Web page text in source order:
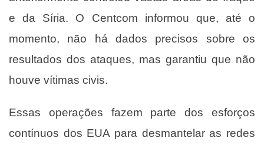
e da Síria. O Centcom informou que, até o
momento, não há dados precisos sobre os
resultados dos ataques, mas garantiu que não
houve vítimas civis.
Essas operações fazem parte dos esforços
contínuos dos EUA para desmantelar as redes